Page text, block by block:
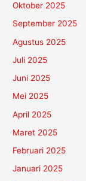
Oktober 2025
September 2025
Agustus 2025
Juli 2025
Juni 2025
Mei 2025
April 2025
Maret 2025
Februari 2025
Januari 2025